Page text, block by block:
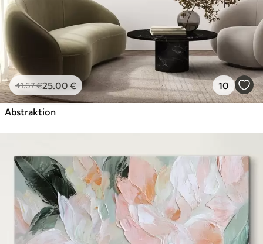
41.67€25.00 € 10
Abstraktion